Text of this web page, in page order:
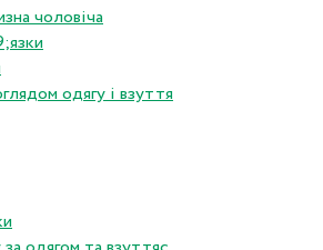
чоловіча
одягу і взуття